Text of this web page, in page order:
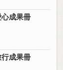
心成果冊
行成果冊